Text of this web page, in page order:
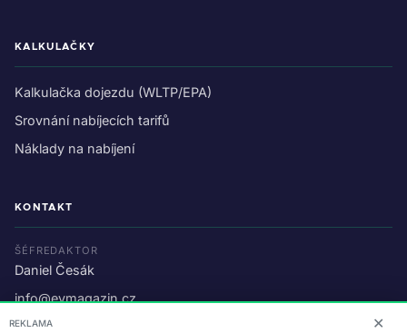
KALKULAČKY
Kalkulačka dojezdu (WLTP/EPA)
Srovnání nabíjecích tarifů
Náklady na nabíjení
KONTAKT
ŠÉFREDAKTOR
Daniel Česák
info@evmagazin.cz
O nás
REKLAMA ✕